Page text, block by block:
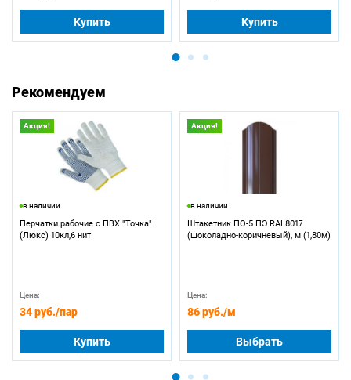
Купить Купить
Рекомендуем
Акция!
в наличии
Перчатки рабочие с ПВХ "Точка"
(Люкс) 10кл,6 нит
Цена:
34 руб./пар
Купить
Акция!
в наличии
Штакетник ПО-5 ПЭ RAL8017
(шоколадно-коричневый), м (1,80м)
Цена:
86 руб./м
Выбрать